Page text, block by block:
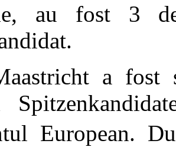
au fost 3
a fost
European.